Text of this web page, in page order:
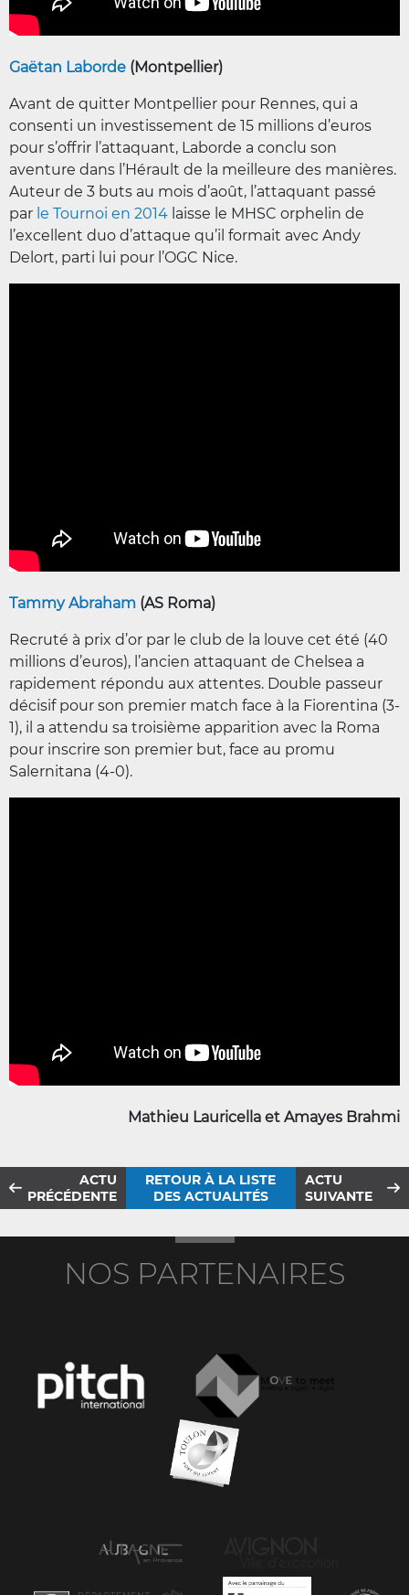
Gaëtan Laborde (Montpellier)
Avant de quitter Montpellier pour Rennes, qui a
consenti un investissement de 15 millions d’euros
pour s’offrir l’attaquant, Laborde a conclu son
aventure dans l’Hérault de la meilleure des manières.
Auteur de 3 buts au mois d’août, l’attaquant passé
par le Tournoi en 2014 laisse le MHSC orphelin de
l’excellent duo d’attaque qu’il formait avec Andy
Delort, parti lui pour l’OGC Nice.
Tammy Abraham (AS Roma)
Recruté à prix d’or par le club de la louve cet été (40
millions d’euros), l’ancien attaquant de Chelsea a
rapidement répondu aux attentes. Double passeur
décisif pour son premier match face à la Fiorentina (3-
1), il a attendu sa troisième apparition avec la Roma
pour inscrire son premier but, face au promu
Salernitana (4-0).
Mathieu Lauricella et Amayes Brahmi
ACTU
PRÉCÉDENTE
RETOUR À LA LISTE
DES ACTUALITÉS
ACTU
SUIVANTE
NOS PARTENAIRES